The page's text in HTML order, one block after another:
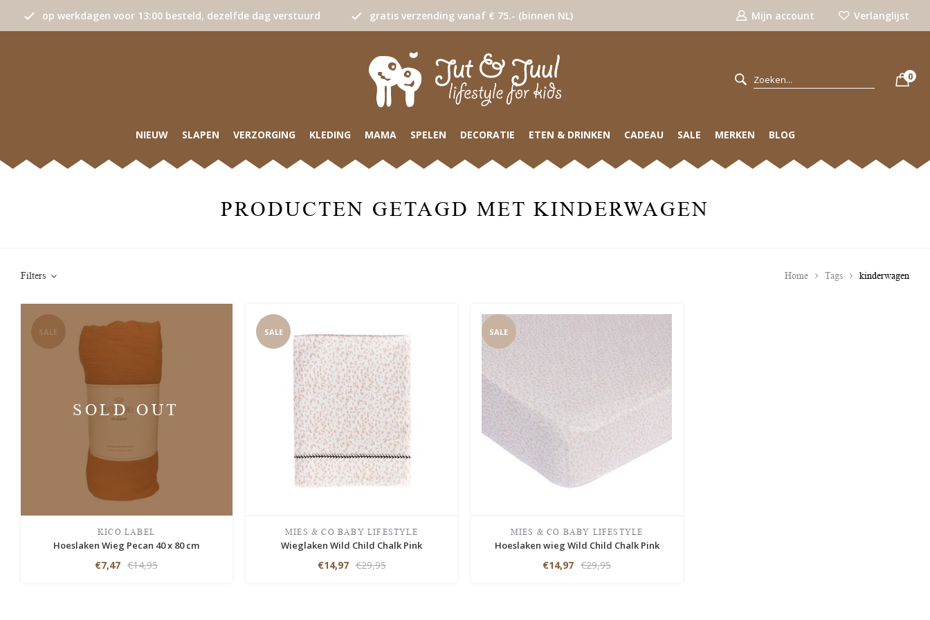
op werkdagen voor 13:00 besteld, dezelfde dag verstuurd gratis verzending vanaf € 75.- (binnen NL) Mijn account Verlanglijst
0
NIEUW SLAPEN VERZORGING KLEDING MAMA SPELEN DECORATIE ETEN & DRINKEN CADEAU SALE MERKEN BLOG
PRODUCTEN GETAGD MET KINDERWAGEN
Filters Home Tags kinderwagen
SALE
SOLD OUT
KICO LABEL
Hoeslaken Wieg Pecan 40 x 80 cm
€7,47 €14,95
SALE
MIES & CO BABY LIFESTYLE
Wieglaken Wild Child Chalk Pink
€14,97 €29,95
SALE
MIES & CO BABY LIFESTYLE
Hoeslaken wieg Wild Child Chalk Pink
€14,97 €29,95